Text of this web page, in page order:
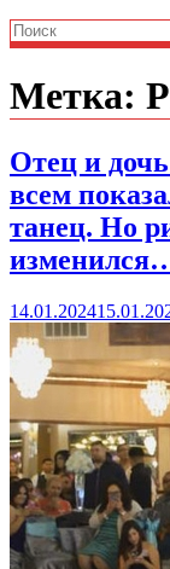
Метка:
Отец и
всем
танец. Но
14.01.2024